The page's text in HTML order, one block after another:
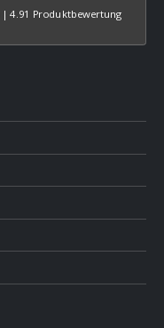
|4.91 Produktbewertung